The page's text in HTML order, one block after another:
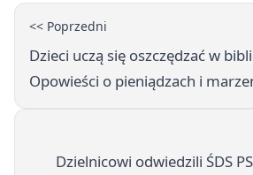
<< Poprzedni
Dzieci uczą się oszczędzać w
Opowieści o pieniądzach i
Dzielnicowi odwiedzili ŚDS